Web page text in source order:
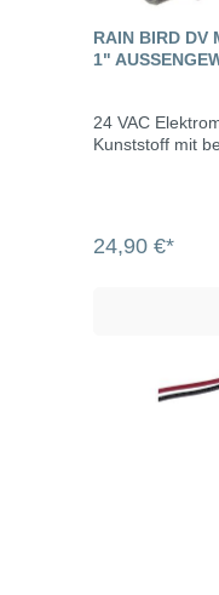
RAIN BIRD DV
1"
24 VAC
Kunststoff mit
24,90 €*